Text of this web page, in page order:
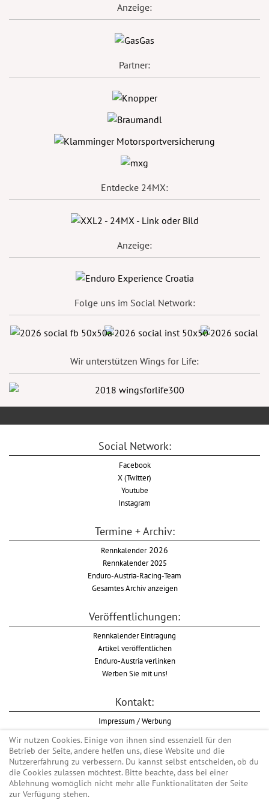
Anzeige:
Partner:
Entdecke 24MX:
Anzeige:
Folge uns im Social Network:
Wir unterstützen Wings for Life:
Social Network:
Facebook
X (Twitter)
Youtube
Instagram
Termine + Archiv:
Rennkalender2026
Rennkalender 2025
Enduro-Austria-Racing-Team
Gesamtes Archiv anzeigen
Veröffentlichungen:
Rennkalender Eintragung
Artikel veröffentlichen
Enduro-Austria verlinken
Werben Sie mit uns!
Kontakt:
Impressum / Werbung
Datenschutzinformation
Informationspflicht WKO
AGB
Wir nutzen Cookies. Einige von ihnen sind essenziell für den
Betrieb der Seite, andere helfen uns, diese Website und die
Nutzererfahrung zu verbessern. Du kannst selbst entscheiden, ob du
die Cookies zulassen möchtest. Bitte beachte, dass bei einer
Ablehnung womöglich nicht mehr alle Funktionalitäten der Seite
zur Verfügung stehen.